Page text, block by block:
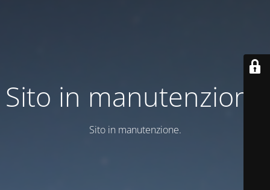
Sito in manutenzione
Sito in manutenzione.